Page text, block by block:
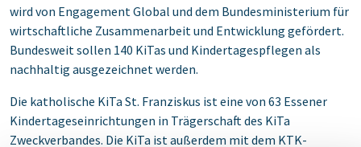
wird von Engagement Global und ‎dem Bundesministerium für
wirtschaftliche Zusammenarbeit und Entwicklung gefördert.
‎Bundesweit sollen 140 KiTas und Kindertagespflegen als
nachhaltig ausgezeichnet werden. ‎
Die katholische KiTa St. Franziskus ist eine von 63 Essener
Kindertageseinrichtungen in Trägerschaft ‎des KiTa
Zweckverbandes. Die KiTa ist außerdem mit dem KTK-